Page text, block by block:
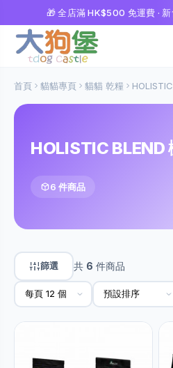
🎁 全店滿 HK$500 免運費 ·
首頁 貓貓專頁 貓貓 乾糧
HOLISTIC BLEND
6 件商品
篩選 共 6 件商品